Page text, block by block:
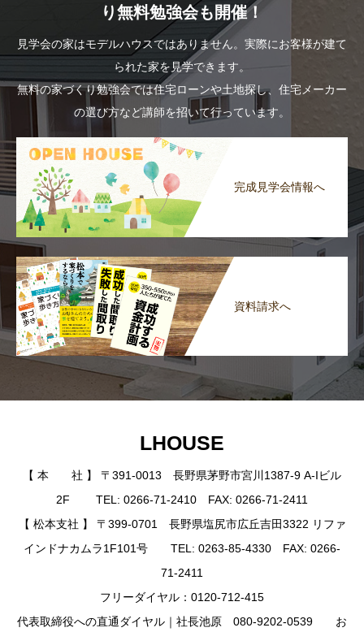
り無料勉強会も開催！
見学会の家はモデルハウスではありません。実際にお客様が建て
られた家を見学できます。
無料の家づくり勉強会では住宅ローンや土地探し、住宅メーカー
の選び方など講師を招いて行っています。
完成見学会情報へ
資料請求へ
LHOUSE
【 本 社 】 〒391-0013 長野県茅野市宮川1387-9 A-Iビル
2F TEL: 0266-71-2410 FAX: 0266-71-2411
【 松本支社 】 〒399-0701 長野県塩尻市広丘吉田3322 リファ
インドナカムラ1F101号 TEL: 0263-85-4330 FAX: 0266-
71-2411
フリーダイヤル：0120-712-415
代表取締役への直通ダイヤル｜社長池原 080-9202-0539 お